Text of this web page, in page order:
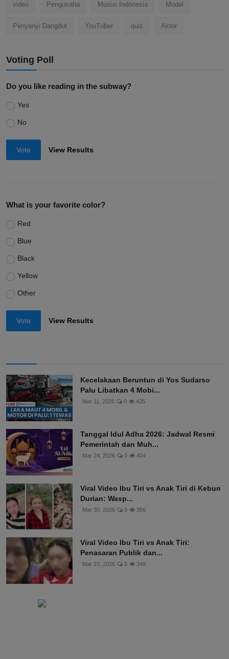
video Pengusaha Musisi Indonesia Model
Penyanyi Dangdut YouTuber quiz Aktor
Voting Poll
Do you like reading in the subway?
Yes
No
Vote View Results
What is your favorite color?
Red
Blue
Black
Yellow
Other
Vote View Results
Kecelakaan Beruntun di Yos Sudarso
Palu Libatkan 4 Mobi...
Mar 11, 2026 0 425
Tanggal Idul Adha 2026: Jadwal Resmi
Pemerintah dan Muh...
Mar 24, 2026 0 404
Viral Video Ibu Tiri vs Anak Tiri di Kebun
Durian: Wasp...
Mar 30, 2026 0 356
Viral Video Ibu Tiri vs Anak Tiri:
Penasaran Publik dan...
Mar 23, 2026 0 348